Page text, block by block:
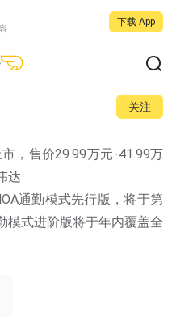
下载 App
关注
，售价29.99万元-41.99万
达
通勤模式先行版，将于第
模式进阶版将于年内覆盖全